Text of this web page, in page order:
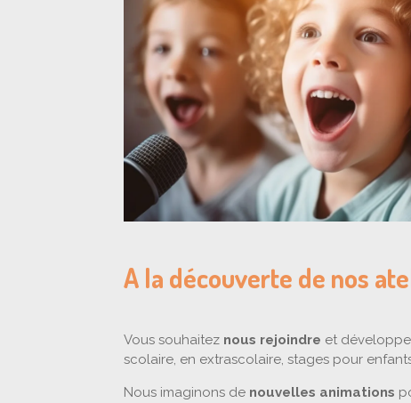
A la découverte de nos
Vous souhaitez nous rejoindre et
scolaire, en extrascolaire, stages pour
Nous imaginons de nouvelles animations